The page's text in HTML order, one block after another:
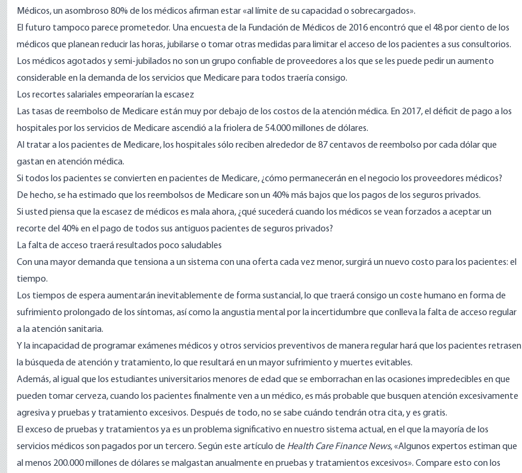
Médicos, un asombroso 80% de los médicos afirman estar «al límite de su capacidad o sobrecargados».
El futuro tampoco parece prometedor. Una encuesta de la Fundación de Médicos de 2016encontró que el 48 por ciento de los
médicos que planean reducir las horas, jubilarse o tomar otras medidas para limitar el acceso de los pacientes a sus consultorios.
Los médicos agotados y semi-jubilados no son un grupo confiable de proveedores a los que se les puede pedir un aumento
considerable en la demanda de los servicios que Medicare para todos traería consigo.
Los recortes salariales empeorarían la escasez
Las tasas de reembolso de Medicare están muy por debajo de los costos de la atención médica. En 2017, el déficit de pago a los
hospitales por los servicios de Medicare ascendió a la friolera de 54.000 millones de dólares.
Al tratar a los pacientes de Medicare, los hospitales sólo reciben alrededor de 87 centavos de reembolso por cada dólar que
gastan en atención médica.
Si todos los pacientes se convierten en pacientes de Medicare, ¿cómo permanecerán en el negocio los proveedores médicos?
De hecho, se ha estimado que los reembolsos de Medicare son un 40% más bajos que los pagos de los seguros privados.
Si usted piensa que la escasez de médicos es mala ahora, ¿qué sucederá cuando los médicos se vean forzados a aceptar un
recorte del 40% en el pago de todos sus antiguos pacientes de seguros privados?
La falta de acceso traerá resultados poco saludables
Con una mayor demanda que tensiona a un sistema con una oferta cada vez menor, surgirá un nuevo costo para los pacientes: el
tiempo.
Los tiempos de espera aumentarán inevitablemente de forma sustancial, lo que traerá consigo un coste humano en forma de
sufrimiento prolongado de los síntomas, así como la angustia mental por la incertidumbre que conlleva la falta de acceso regular
a la atención sanitaria.
Y la incapacidad de programar exámenes médicos y otros servicios preventivos de manera regular hará que los pacientes retrasen
la búsqueda de atención y tratamiento, lo que resultará en un mayor sufrimiento y muertes evitables.
Además, al igual que los estudiantes universitarios menores de edad que se emborrachan en las ocasiones impredecibles en que
pueden tomar cerveza, cuando los pacientes finalmente ven a un médico, es más probable que busquen atención excesivamente
agresiva y pruebas y tratamiento excesivos. Después de todo, no se sabe cuándo tendrán otra cita, y es gratis.
El exceso de pruebas y tratamientos ya es un problema significativo en nuestro sistema actual, en el que la mayoría de los
servicios médicos son pagados por un tercero. Segúneste artículo de Health Care Finance News, «Algunos expertos estiman que
al menos 200.000 millones de dólares se malgastan anualmente en pruebas y tratamientos excesivos». Compare esto con los